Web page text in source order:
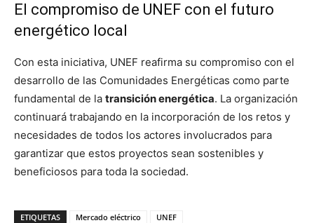
El compromiso de UNEF con el futuro
energético local
Con esta iniciativa, UNEF reafirma su compromiso con el
desarrollo de las Comunidades Energéticas como parte
fundamental de la transición energética. La organización
continuará trabajando en la incorporación de los retos y
necesidades de todos los actores involucrados para
garantizar que estos proyectos sean sostenibles y
beneficiosos para toda la sociedad.
ETIQUETAS Mercado eléctrico UNEF